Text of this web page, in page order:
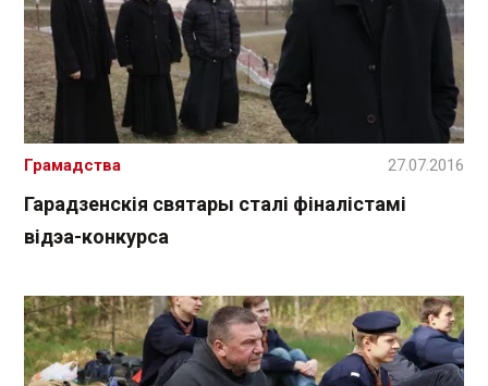
Гарадзенскія святары сталі фіналістамі
відэа-конкурса
Грамадства 27.07.2016